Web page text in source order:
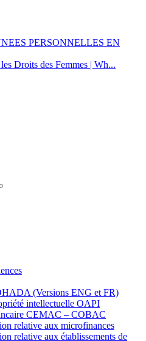
PERSONNELLES EN
Droits des Femmes | Wh...
(Versions ENG et FR)
intellectuelle OAPI
CEMAC – COBAC
relative aux microfinances
relative aux établissements de